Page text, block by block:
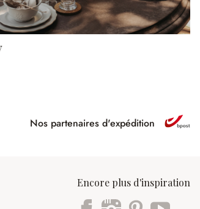
Nos partenaires d'expédition
Encore plus d'inspiration